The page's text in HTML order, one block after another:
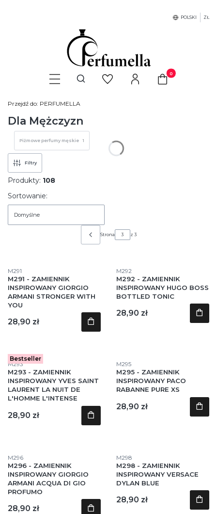
POLSKI ZŁ
Otwórz wyszukiwarkę Produkty w
Przejdź do: PERFUMELLA
Dla Mężczyzn
Piżmowe perfumy męskie 1
Filtry
Produkty: 108
Lista produktów
Sortowanie:
Domyślne
Poprzednie produkty
Strona z 3
Kod produktu
M291
M291 - ZAMIENNIK
INSPIROWANY GIORGIO
ARMANI STRONGER WITH
YOU
Cena
28,90 zł
Kod produktu
M292
M292 - ZAMIENNIK
INSPIROWANY HUGO BOSS
BOTTLED TONIC
Cena
28,90 zł
Bestseller
Kod produktu
M293
M293 - ZAMIENNIK
INSPIROWANY YVES SAINT
LAURENT LA NUIT DE
L'HOMME L'INTENSE
Cena
28,90 zł
Kod produktu
M295
M295 - ZAMIENNIK
INSPIROWANY PACO
RABANNE PURE XS
Cena
28,90 zł
Kod produktu
M296
M296 - ZAMIENNIK
INSPIROWANY GIORGIO
ARMANI ACQUA DI GIO
PROFUMO
Cena
28,90 zł
Kod produktu
M298
M298 - ZAMIENNIK
INSPIROWANY VERSACE
DYLAN BLUE
Cena
28,90 zł